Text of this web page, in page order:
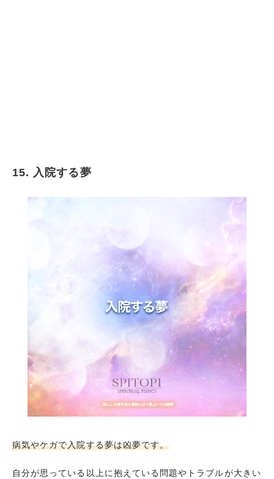
15. 入院する夢
病気やケガで入院する夢は凶夢です。
自分が思っている以上に抱えている問題やトラブルが大きい